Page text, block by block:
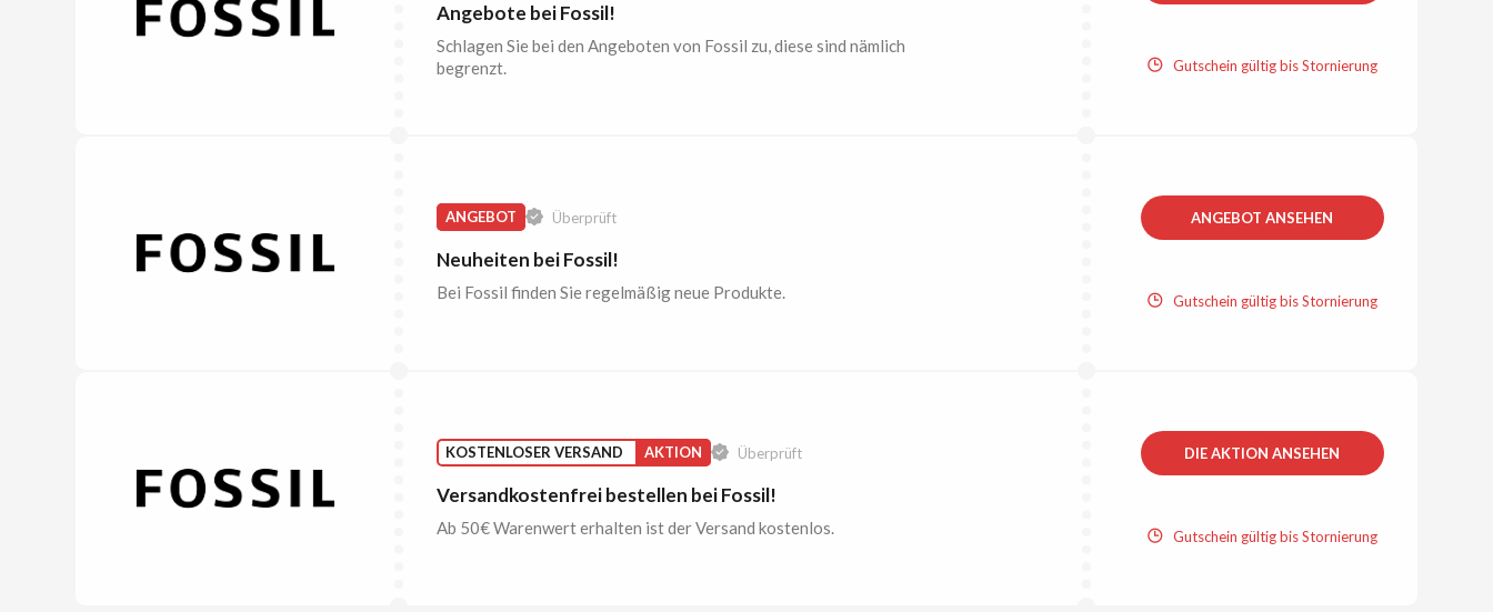
Angebote bei Fossil!
Schlagen Sie bei den Angeboten von Fossil zu, diese sind nämlich
begrenzt.
Gutschein gültig bis Stornierung
ANGEBOT Überprüft
Neuheiten bei Fossil!
Bei Fossil finden Sie regelmäßig neue Produkte.
ANGEBOT ANSEHEN
Gutschein gültig bis Stornierung
KOSTENLOSER VERSAND AKTION Überprüft
Versandkostenfrei bestellen bei Fossil!
Ab 50€ Warenwert erhalten ist der Versand kostenlos.
DIE AKTION ANSEHEN
Gutschein gültig bis Stornierung